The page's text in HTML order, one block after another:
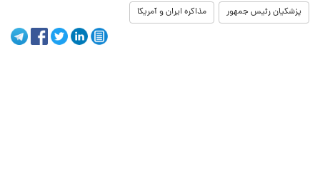
پزشکیان رئیس جمهور مذاکره ایران و آمریکا